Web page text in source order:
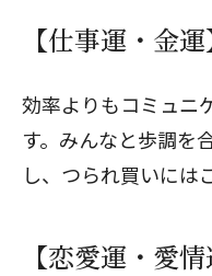
【仕事運・金
効率よりもコミュニ
す。みんなと歩調を
し、つられ買いには
【恋愛運・愛